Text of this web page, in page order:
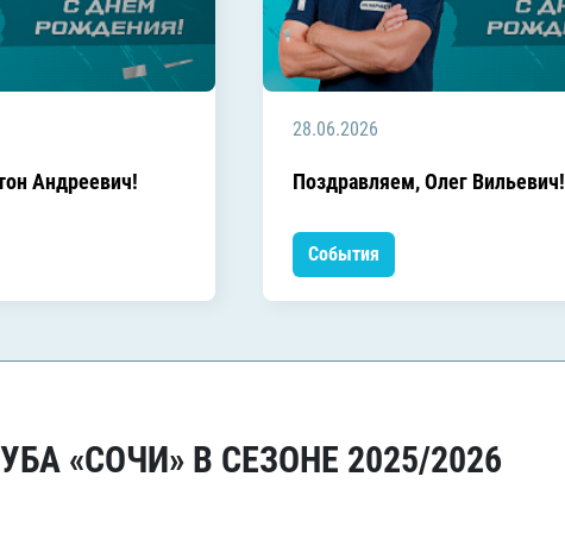
Андреевич!
28.06.2026
Поздравляем, Олег Вильевич!
События
«СОЧИ» В СЕЗОНЕ 2025/2026